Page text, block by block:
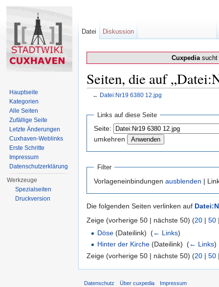
Cuxpediasucht
Seiten, die auf
← Datei:Nr19 6380 12.jpg
Links auf diese Seite
Seite:
umkehren
Filter
Vorlageneinbindungen ausblenden |
Die folgenden Seiten verlinken auf
Zeige (vorherige 50 | nächste 50) (20 | 50
Döse (Dateilink) ‎ (← Links)
Hinter der Kirche (Dateilink) ‎ (← Links)
Zeige (vorherige 50 | nächste 50) (20 | 50
Datei Diskussion
Hauptseite
Kategorien
Alle Seiten
Zufällige Seite
Letzte Änderungen
Cuxhaven-Weblinks
Erste Schritte
Impressum
Datenschutzerklärung
Werkzeuge
Spezialseiten
Druckversion
Datenschutz Über cuxpedia Impressum